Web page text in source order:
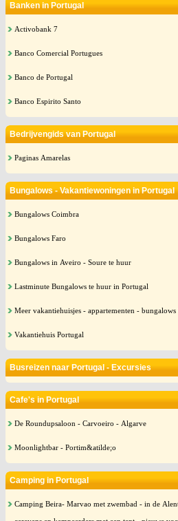
Banken in Portugal
Activobank 7
Banco Comercial Portugues
Banco de Portugal
Banco Espirito Santo
Bedrijvengids van Portugal
Paginas Amarelas
Bungalows - Vakantiewoningen in Portugal
Bungalows Coimbra
Bungalows Faro
Bungalows in Aveiro - Soure te huur
Lastminute Bungalows te huur in Portugal
Meer vakantiehuisjes - appartementen -
Vakantiehuis Portugal
Busreizen naar Portugal - Excursies
Cafe's in Portugal
De Roundupsaloon - Carvoeiro - Algarve
Moonlightbar - Portim&atilde;o
Camping in Portugal
Camping Beira- Marvao met zwembad - in de